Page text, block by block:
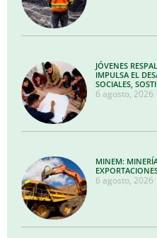
JÓVENES
IMPULSA EL
SOCIALES,
6 agosto, 2026
MINEM:
6 agosto, 2026